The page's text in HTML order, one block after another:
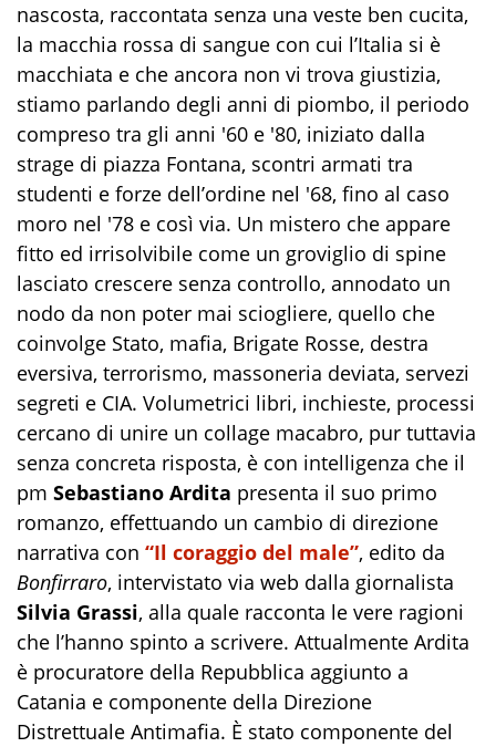
nascosta, raccontata senza una veste ben cucita,
la macchia rossa di sangue con cui l’Italia si è
macchiata e che ancora non vi trova giustizia,
stiamo parlando degli anni di piombo, il periodo
compreso tra gli anni '60 e '80, iniziato dalla
strage di piazza Fontana, scontri armati tra
studenti e forze dell’ordine nel '68, fino al caso
moro nel '78 e così via. Un mistero che appare
fitto ed irrisolvibile come un groviglio di spine
lasciato crescere senza controllo, annodato un
nodo da non poter mai sciogliere, quello che
coinvolge Stato, mafia, Brigate Rosse, destra
eversiva, terrorismo, massoneria deviata, servezi
segreti e CIA. Volumetrici libri, inchieste, processi
cercano di unire un collage macabro, pur tuttavia
senza concreta risposta, è con intelligenza che il
pm Sebastiano Ardita presenta il suo primo
romanzo, effettuando un cambio di direzione
narrativa con “Il coraggio del male”, edito da
Bonfirraro, intervistato via web dalla giornalista
Silvia Grassi, alla quale racconta le vere ragioni
che l’hanno spinto a scrivere. Attualmente Ardita
è procuratore della Repubblica aggiunto a
Catania e componente della Direzione
Distrettuale Antimafia. È stato componente del